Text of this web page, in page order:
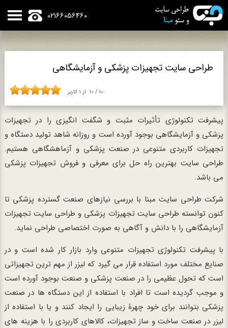
02166056460
طراحی سایت تجهیزات پزشکی و آزمایشگاهی
10 / 10 از 1 کاربر
پیشرفت تکنولوژی تأثیرات مثبت و شگفت انگیزی را در تجهیزات
پزشکی و آزمایشگاهی بوجود آورده است و روزانه شاهد تولید دستگاه و
تجهیزات کاربردی متنوعی در صنعت پزشکی و آزماهشگاهی هستیم.
طراحی سایت بهترین راه حل برای معرفی و فروش تجهیزات پزشکی
می باشد.
شرکت طراحی سایت مبنا با بررسی نیازهای صنعت گسترده پزشکی تا
کنون توانسته طراحی سایت تجهیزات پزشکی و طراحی سایت تجهیزات
آزمایشگاهی را با دانش و آگاهی به صورت اختصاصی طراحی نماید.
با پیشرفت تکنولوژی تجهیزات متنوعی وارد بازار کار شده است و در
صنایع مختلف مورد استفاده قرار می گیرد که لیزر از مهم ترین تجهیزاتی
است که تحول عظیمی را در صنعت پزشکی و صنعت بوجود آورده است
و موجب گردیده است تا افراد با استفاده از این دستگاه ها در صنعت
پزشکی بتوانند برای خود چهرۀ زیبایی را ایجاد کنند و یا با استفاده از
لیزر در صنعت ساخت و ساز تجهیزات، کالاهای کاربردی را با هزینه های